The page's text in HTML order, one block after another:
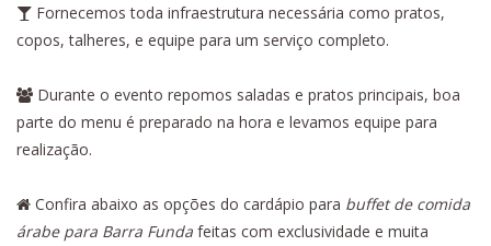
Fornecemos toda infraestrutura necessária como pratos,
copos, talheres, e equipe para um serviço completo.
Durante o evento repomos saladas e pratos principais, boa
parte do menu é preparado na hora e levamos equipe para
realização.
Confira abaixo as opções do cardápio para buffet de comida
árabe para Barra Funda feitas com exclusividade e muita